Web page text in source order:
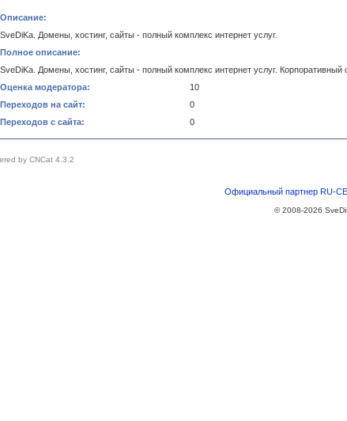
Описание:
SveDiKa. Домены, хостинг, сайты - полный комплекс интернет услуг.
Полное описание:
SveDiKa. Домены, хостинг, сайты - полный комплекс интернет услуг. Корпоративный
Оценка модератора:
10
Переходов на сайт:
0
Переходов с сайта:
0
by CNCat 4.3.2
Официальный партнер RU-
© 2008-2026